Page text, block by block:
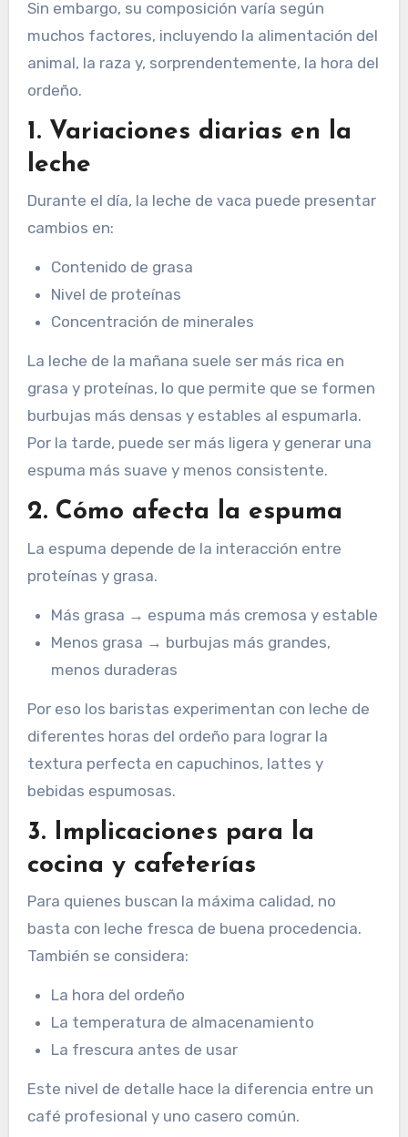
Sin embargo, su composición varía según
muchos factores, incluyendo la alimentación del
animal, la raza y, sorprendentemente, la hora del
ordeño.
1. Variaciones diarias en la
leche
Durante el día, la leche de vaca puede presentar
cambios en:
Contenido de grasa
Nivel de proteínas
Concentración de minerales
La leche de la mañana suele ser más rica en
grasa y proteínas, lo que permite que se formen
burbujas más densas y estables al espumarla.
Por la tarde, puede ser más ligera y generar una
espuma más suave y menos consistente.
2. Cómo afecta la espuma
La espuma depende de la interacción entre
proteínas y grasa.
Más grasa → espuma más cremosa y estable
Menos grasa → burbujas más grandes,
menos duraderas
Por eso los baristas experimentan con leche de
diferentes horas del ordeño para lograr la
textura perfecta en capuchinos, lattes y
bebidas espumosas.
3. Implicaciones para la
cocina y cafeterías
Para quienes buscan la máxima calidad, no
basta con leche fresca de buena procedencia.
También se considera:
La hora del ordeño
La temperatura de almacenamiento
La frescura antes de usar
Este nivel de detalle hace la diferencia entre un
café profesional y uno casero común.